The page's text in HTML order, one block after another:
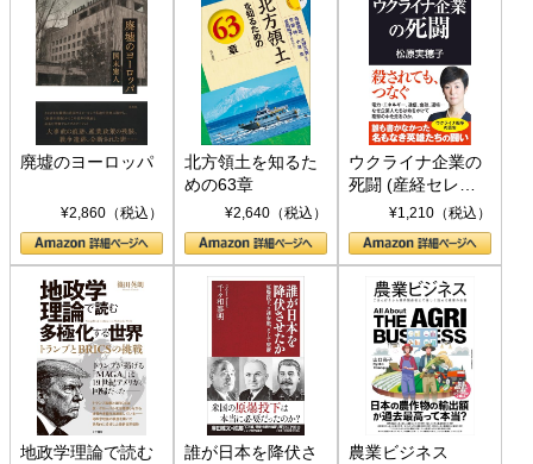
廃墟のヨーロッパ
¥2,860（税込）
北方領土を知るた
めの63章
¥2,640（税込）
ウクライナ企業の
死闘 (産経セレク
ト S 039)¥1,210（税込）
地政学理論で読む
誰が日本を降伏さ
農業ビジネス